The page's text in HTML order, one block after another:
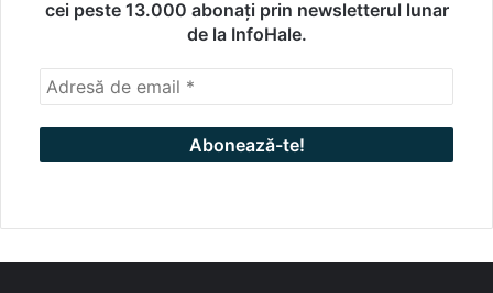
cei peste 13.000 abonați prin newsletterul lunar
de la InfoHale.